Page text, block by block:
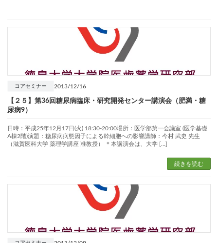
2013/12/16
コアセミナー
【２５】第36回糖尿病臨床・研究開発センター講演会（肥満・糖
尿病9）
日時：平成25年12月17日(火) 18:30-20:00場所：医学部第一会議室 (医学基礎
A棟2階)演題：糖尿病病態因子による幹細胞への影響講師：今村 武史 先生
（滋賀医科大学 薬理学講座 准教授） ＊本講演会は、大学 […]
続きを読む